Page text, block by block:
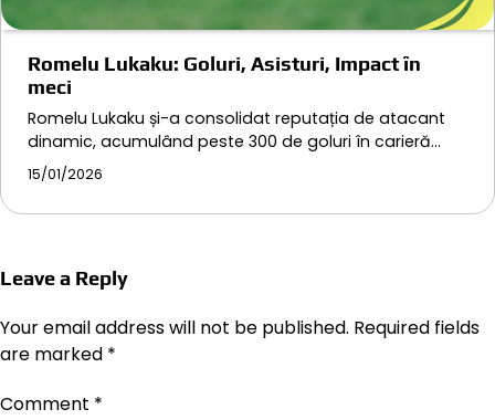
Romelu Lukaku: Goluri, Asisturi, Impact în
meci
Romelu Lukaku și-a consolidat reputația de atacant
dinamic, acumulând peste 300 de goluri în carieră…
15/01/2026
Leave a Reply
Your email address will not be published. Required fields
are marked *
Comment *